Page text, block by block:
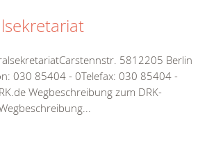
5812205 Berlin
030 85404 - 0Telefax: 030 85404 -
Wegbeschreibung zum DRK-